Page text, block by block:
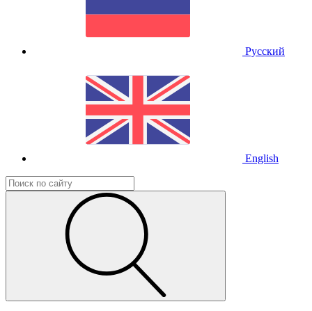
Русский
English